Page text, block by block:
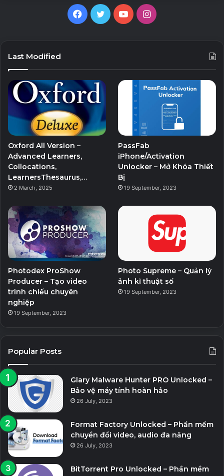
Facebook
TwitterYouTubeInstagram
Last Modified
Oxford All Version –
Advanced Learners,
Collocations,
LearnersThesaurus,…
2 March, 2025
PassFab
iPhone/Activation
Unlocker – Mở Khóa Thiết
Bị
19 September, 2023
Photodex ProShow
Producer – Tạo video
trình chiếu chuyên
nghiệp
19 September, 2023
Photo Supreme – Quản lý
ảnh kĩ thuật số
19 September, 2023
Popular Posts
Glary Malware Hunter PRO Unlocked –
Bảo vệ máy tính hoàn hảo
26 July, 2023
Format Factory Unlocked – Phần mềm
chuyển đổi video, audio đa năng
26 July, 2023
BitTorrent Pro Unlocked – Phần mềm